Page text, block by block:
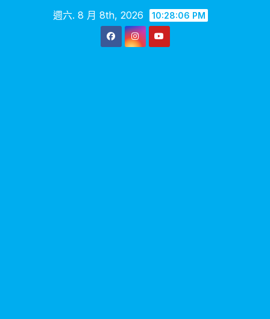
週六. 8 月 8th, 2026 10:28:07 PM